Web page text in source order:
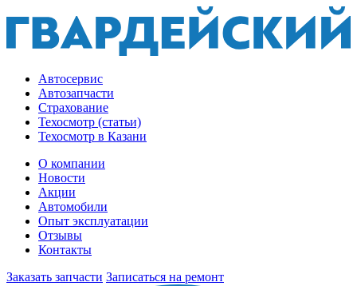
Автосервис
Автозапчасти
Страхование
Техосмотр (статьи)
Техосмотр в Казани
О компании
Новости
Акции
Автомобили
Опыт эксплуатации
Отзывы
Контакты
Заказать запчасти Записаться на ремонт